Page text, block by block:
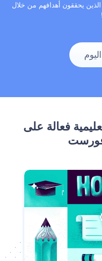
يحققون أهدافهم من خلال
فعالة على